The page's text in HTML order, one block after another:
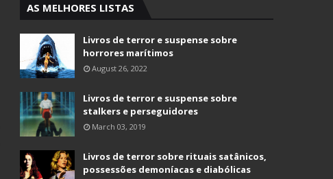
AS MELHORES LISTAS
Livros de terror e suspense sobre
horrores marítimos
August 26, 2022
Livros de terror e suspense sobre
stalkers e perseguidores
March 03, 2019
Livros de terror sobre rituais satânicos,
possessões demoníacas e diabólicas